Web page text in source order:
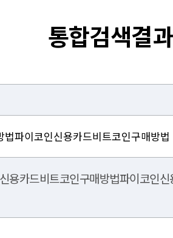
통합검색결과
용카드비트코인구매방법파이코인